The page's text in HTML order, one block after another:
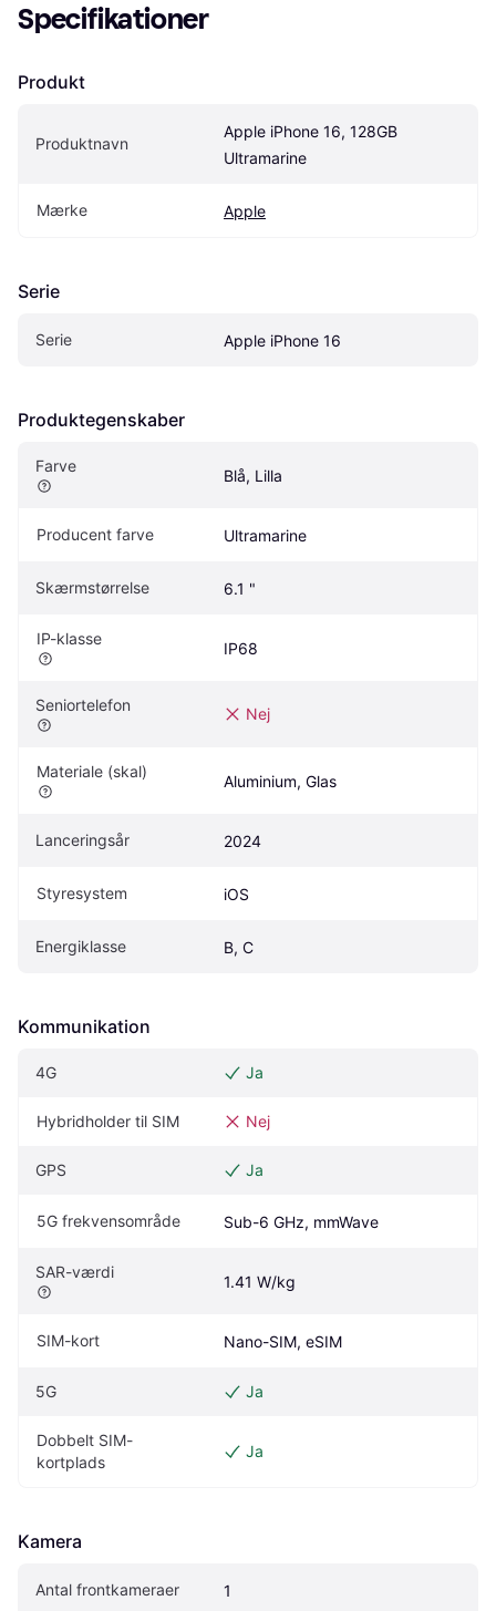
Specifikationer
Produkt
Produktnavn
Apple iPhone 16, 128GB
Ultramarine
Mærke Apple
Serie
Serie Apple iPhone 16
Produktegenskaber
Farve
Blå, Lilla
Producent farve Ultramarine
Skærmstørrelse 6.1 "
IP-klasse
IP68
Seniortelefon Nej
Materiale (skal)
Aluminium, Glas
Lanceringsår 2024
Styresystem iOS
Energiklasse B, C
Kommunikation
4G Ja
Hybridholder til SIM Nej
GPS Ja
5G frekvensområde Sub-6 GHz, mmWave
SAR-værdi
1.41 W/kg
SIM-kort Nano-SIM, eSIM
5G Ja
Dobbelt SIM-
kortplads
Ja
Kamera
Antal frontkameraer 1